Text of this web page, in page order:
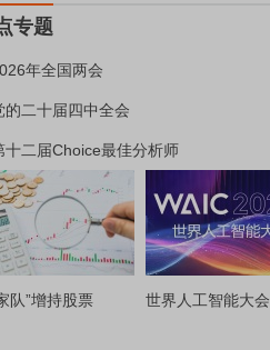
专题
年全国两会
的二十届四中全会
十二届Choice最佳分析师
队”增持股票 世界人工智能大会